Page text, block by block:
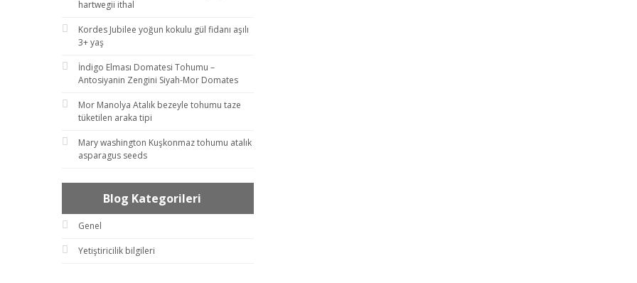
hartwegii ithal
Kordes Jubilee yoğun kokulu gül fidanı aşılı
3+ yaş
İndigo Elması Domatesi Tohumu –
Antosiyanin Zengini Siyah-Mor Domates
Mor Manolya Atalık bezeyle tohumu taze
tüketilen araka tipi
Mary washington Kuşkonmaz tohumu atalık
asparagus seeds
Blog Kategorileri
Genel
Yetiştiricilik bilgileri